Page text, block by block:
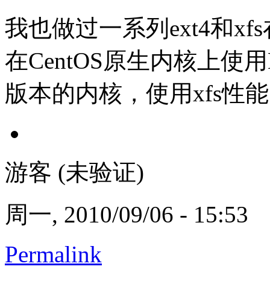
我也做过一系列ext4和
在CentOS原生内核上使
版本的内核，使用xfs性
游客 (未验证)
周一, 2010/09/06 - 15:53
Permalink